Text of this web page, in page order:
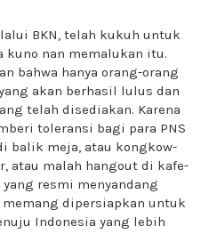
BKN, telah kukuh untuk
kuno nan memalukan itu.
bahwa hanya orang-orang
akan berhasil lulus dan
telah disediakan. Karena
toleransi bagi para PNS
balik meja, atau kongkow-
atau malah hangout di kafe-
resmi menyandang
dipersiapkan untuk
Indonesia yang lebih